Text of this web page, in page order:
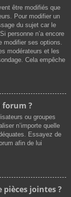
être modifiés que
Pour modifier un
du sujet car le
personne n’a encore
ses options.
modérateurs et les
Cela empêche
forum ?
ou groupes
n’importe quelle
Essayez de
afin de lui
jointes ?